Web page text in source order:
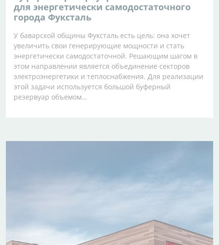
для энергетически самодостаточного
города Фуксталь
У баварской общины Фуксталь есть цель: она хочет
увеличить свои генерирующие мощности и стать
энергетически самодостаточной. Решающим шагом в
этом направлении является объединение секторов
электроэнергетики и теплоснабжения. Для реализации
этой задачи используется большой буферный
резервуар объемом…